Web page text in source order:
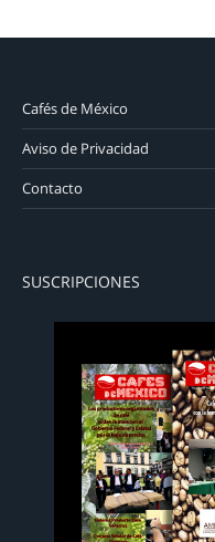
Cafés de México
Aviso de Privacidad
Contacto
SUSCRIPCIONES